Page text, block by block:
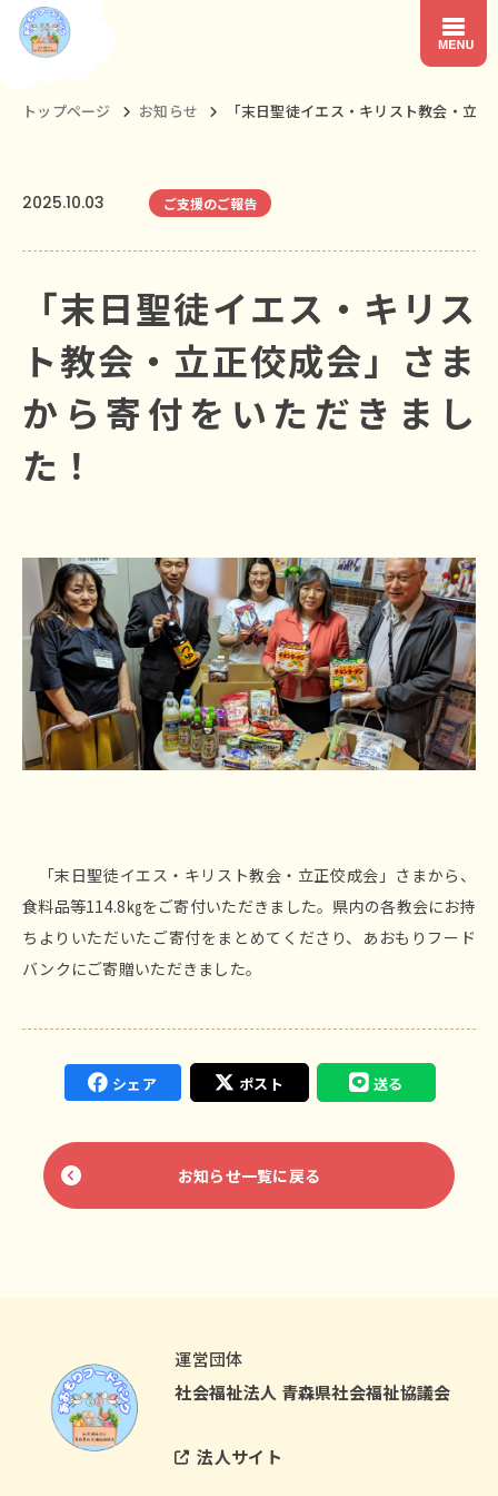
トップページ お知らせ 「末日聖徒イエス・キリスト教会・立
2025.10.03 ご支援のご報告
「末日聖徒イエス・キリス
ト教会・立正佼成会」さま
から寄付をいただきまし
た！
「末日聖徒イエス・キリスト教会・立正佼成会」さまから、
食料品等114.8㎏をご寄付いただきました。県内の各教会にお持
ちよりいただいたご寄付をまとめてくださり、あおもりフード
バンクにご寄贈いただきました。
シェア ポスト 送る
お知らせ一覧に戻る
運営団体
社会福祉法人 青森県社会福祉協議会
法人サイト